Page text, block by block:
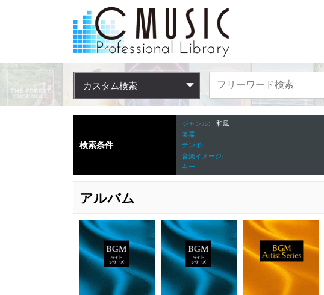
カスタム検索
検索条件
ジャンル
和風
楽器
テンポ
音楽イメージ
キー
アルバム